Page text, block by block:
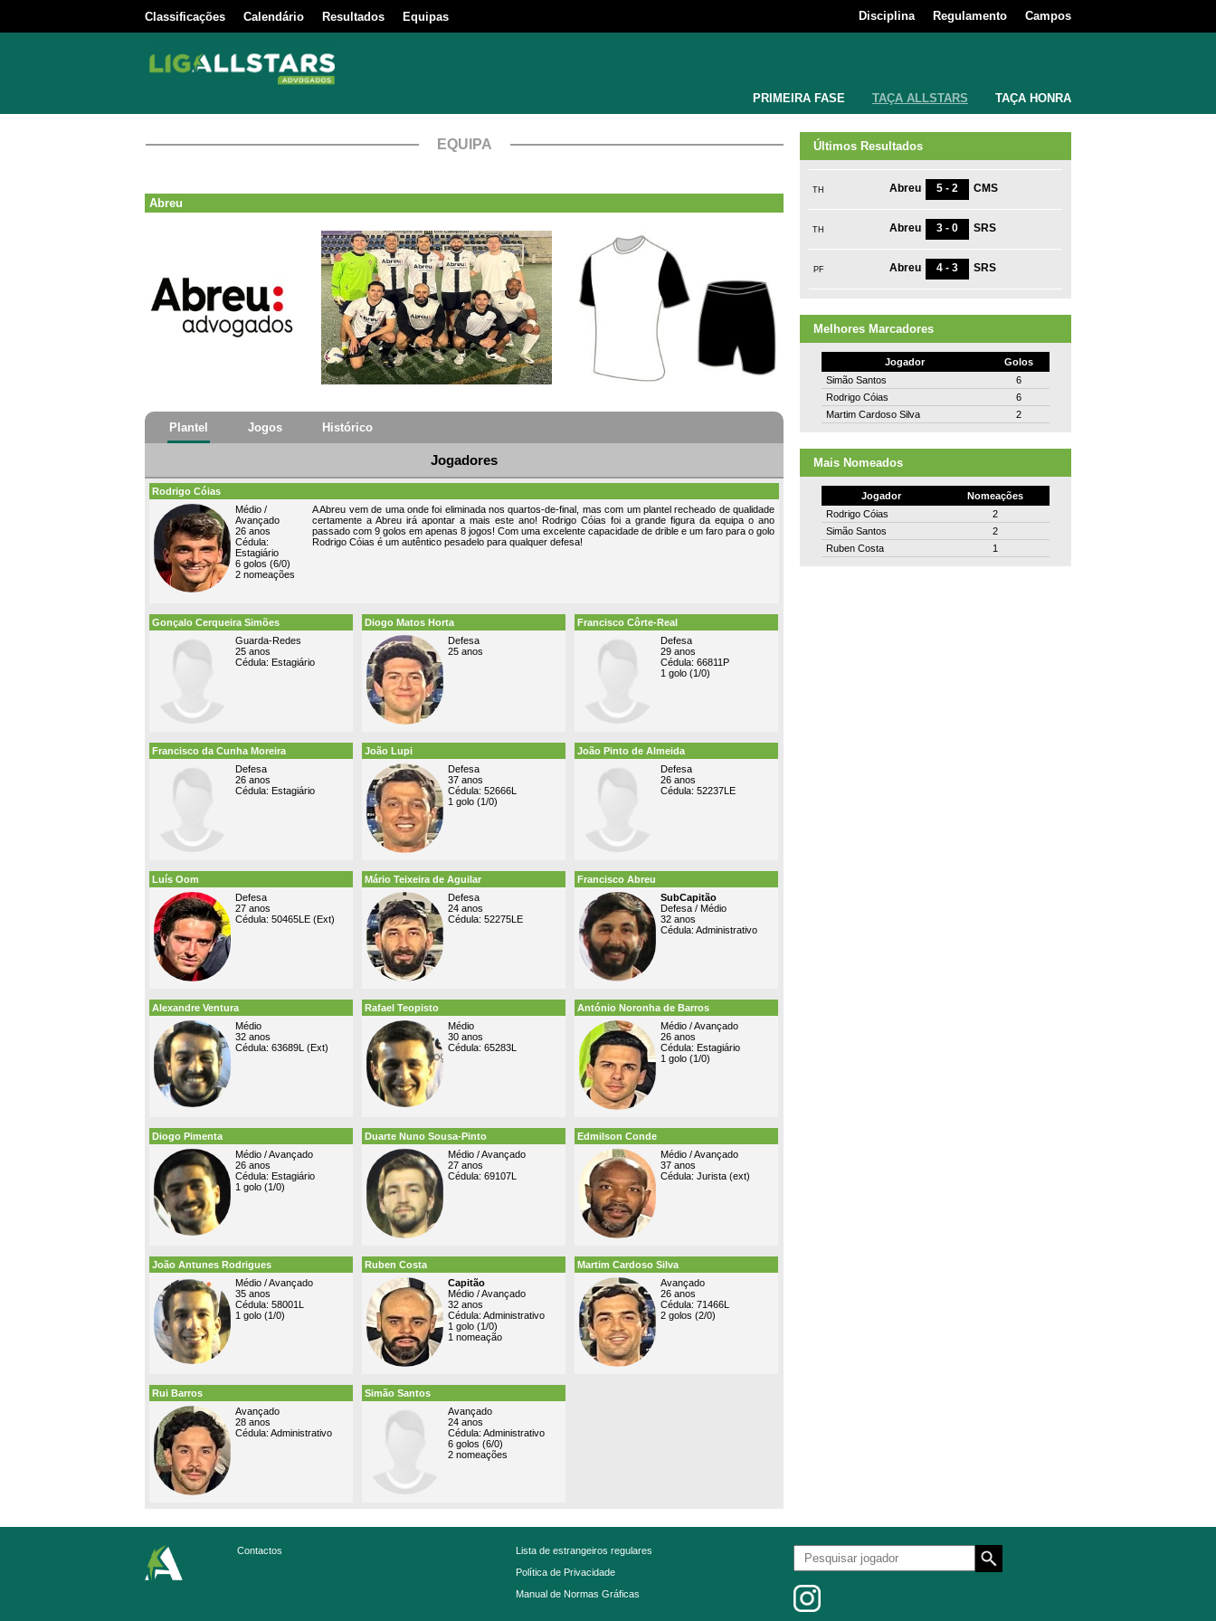
Classificações Calendário Resultados Equipas Disciplina Regulamento Campos
PRIMEIRA FASE TAÇA ALLSTARS TAÇA HONRA
EQUIPA
Abreu
Plantel Jogos Histórico
Jogadores
Rodrigo Cóias
Médio /
Avançado
26 anos
Cédula:
Estagiário
6 golos (6/0)
2 nomeações
A Abreu vem de uma onde foi eliminada nos quartos-de-final, mas com um plantel recheado de qualidade
certamente a Abreu irá apontar a mais este ano! Rodrigo Cóias foi a grande figura da equipa o ano
passado com 9 golos em apenas 8 jogos! Com uma excelente capacidade de drible e um faro para o golo
Rodrigo Cóias é um autêntico pesadelo para qualquer defesa!
Gonçalo Cerqueira Simões
Guarda-Redes
25 anos
Cédula: Estagiário
Diogo Matos Horta
Defesa
25 anos
Francisco Côrte-Real
Defesa
29 anos
Cédula: 66811P
1 golo (1/0)
Francisco da Cunha Moreira
Defesa
26 anos
Cédula: Estagiário
João Lupi
Defesa
37 anos
Cédula: 52666L
1 golo (1/0)
João Pinto de Almeida
Defesa
26 anos
Cédula: 52237LE
Luís Oom
Defesa
27 anos
Cédula: 50465LE (Ext)
Mário Teixeira de Aguilar
Defesa
24 anos
Cédula: 52275LE
Francisco Abreu
SubCapitão
Defesa / Médio
32 anos
Cédula: Administrativo
Alexandre Ventura
Médio
32 anos
Cédula: 63689L (Ext)
Rafael Teopisto
Médio
30 anos
Cédula: 65283L
António Noronha de Barros
Médio / Avançado
26 anos
Cédula: Estagiário
1 golo (1/0)
Diogo Pimenta
Médio / Avançado
26 anos
Cédula: Estagiário
1 golo (1/0)
Duarte Nuno Sousa-Pinto
Médio / Avançado
27 anos
Cédula: 69107L
Edmilson Conde
Médio / Avançado
37 anos
Cédula: Jurista (ext)
João Antunes Rodrigues
Médio / Avançado
35 anos
Cédula: 58001L
1 golo (1/0)
Ruben Costa
Capitão
Médio / Avançado
32 anos
Cédula: Administrativo
1 golo (1/0)
1 nomeação
Martim Cardoso Silva
Avançado
26 anos
Cédula: 71466L
2 golos (2/0)
Rui Barros
Avançado
28 anos
Cédula: Administrativo
Simão Santos
Avançado
24 anos
Cédula: Administrativo
6 golos (6/0)
2 nomeações
Últimos Resultados
TH Abreu 5 - 2 CMS
TH Abreu 3 - 0 SRS
PF Abreu 4 - 3 SRS
Melhores Marcadores
Jogador
Golos
Simão Santos
6
Rodrigo Cóias
6
Martim Cardoso Silva
2
Mais Nomeados
Jogador
Nomeações
Rodrigo Cóias
2
Simão Santos
2
Ruben Costa
1
Contactos
Lista de estrangeiros regulares
Política de Privacidade
Manual de Normas Gráficas